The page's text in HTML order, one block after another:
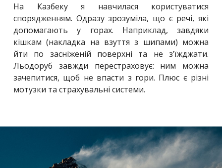
На Казбеку я навчилася користуватися
спорядженням. Одразу зрозуміла, що є речі, які
допомагають у горах. Наприклад, завдяки
кішкам (накладка на взуття з шипами) можна
йти по засніженій поверхні та не з’їжджати.
Льодоруб завжди перестраховує: ним можна
зачепитися, щоб не впасти з гори. Плюс є різні
мотузки та страхувальні системи.